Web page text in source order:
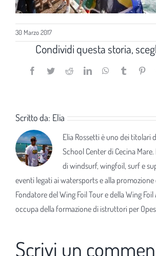
30 Marzo 2017
Condividi questa storia,
Facebook
TwitterRedditLinkedInWhatsApp
Tumblr
Scritto da: Elia
Elia Rossetti è uno dei titolari
School Center di Cecina
di windsurf, wingfoil, surf e
eventi legati ai watersports e alla
Fondatore del Wing Foil Tour e della Wing Foil
occupa della formazione di istruttori per
Scrivi un